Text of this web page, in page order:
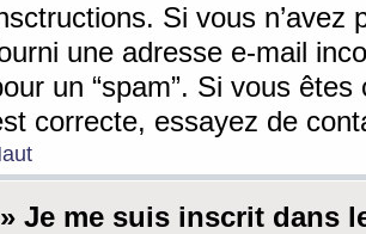
Si vous n’avez
une adresse e-mail
un “spam”. Si vous
correcte, essayez de
» Je me suis inscrit dans